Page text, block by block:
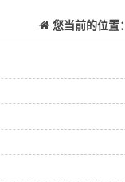
您当前的位置：